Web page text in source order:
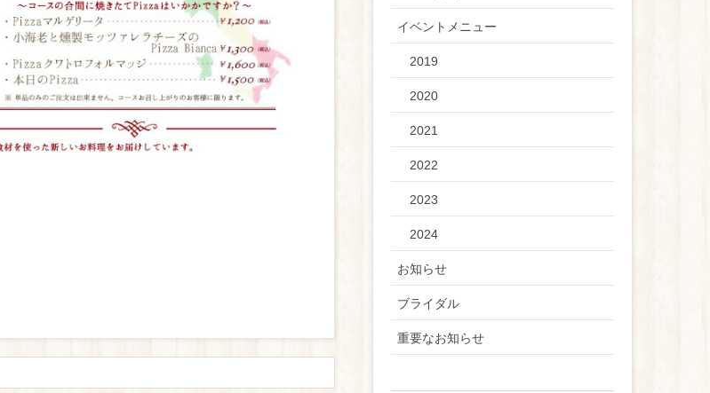
イベントメニュー
2019
2020
2021
2022
2023
2024
お知らせ
ブライダル
重要なお知らせ